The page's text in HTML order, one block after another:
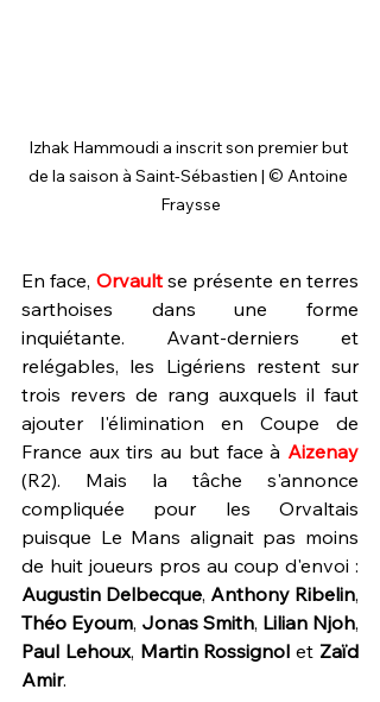
Izhak Hammoudi a inscrit son premier but
de la saison à Saint-Sébastien | © Antoine
Fraysse
En face, Orvault se présente en terres
sarthoises dans une forme
inquiétante. Avant-derniers et
relégables, les Ligériens restent sur
trois revers de rang auxquels il faut
ajouter l'élimination en Coupe de
France aux tirs au but face à
(R2). Mais la tâche s'annonce
compliquée pour les Orvaltais
puisque Le Mans alignait pas moins
Augustin Delbecque, Anthony Ribelin
Théo Eyoum, Jonas Smith, Lilian Njoh
Paul Lehoux, Martin Rossignol et Zaïd
Amir.